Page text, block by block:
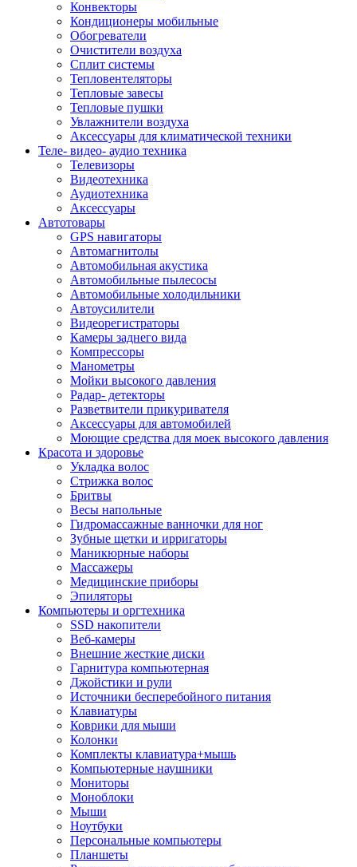
Конвекторы
Кондиционеры мобильные
Обогреватели
Очистители воздуха
Сплит системы
Тепловентеляторы
Тепловые завесы
Тепловые пушки
Увлажнители воздуха
Аксессуары для климатической техники
Теле- видео- аудио техника
Телевизоры
Видеотехника
Аудиотехника
Аксессуары
Автотовары
GPS навигаторы
Автомагнитолы
Автомобильная акустика
Автомобильные пылесосы
Автомобильные холодильники
Автоусилители
Видеорегистраторы
Камеры заднего вида
Компрессоры
Манометры
Мойки высокого давления
Радар- детекторы
Разветвители прикуривателя
Аксессуары для автомобилей
Моющие средства для моек высокого давления
Красота и здоровье
Укладка волос
Стрижка волос
Бритвы
Весы напольные
Гидромассажные ванночки для ног
Зубные щетки и ирригаторы
Маникюрные наборы
Массажеры
Медицинские приборы
Эпиляторы
Компьютеры и оргтехника
SSD накопители
Веб-камеры
Внешние жесткие диски
Гарнитура компьютерная
Джойстики и рули
Источники бесперебойного питания
Клавиатуры
Коврики для мыши
Колонки
Комплекты клавиатура+мышь
Компьютерные наушники
Мониторы
Моноблоки
Мыши
Ноутбуки
Персональные компьютеры
Планшеты